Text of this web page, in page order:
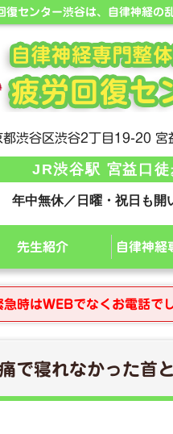
センター渋谷は、自律神経の
都渋谷区渋谷2丁目19-20 宮
JR渋谷駅 宮益口徒
年中無休／日曜・祝日も開
先生紹介 自律神経
時はWEBでなくお電話で
で寝れなかった首